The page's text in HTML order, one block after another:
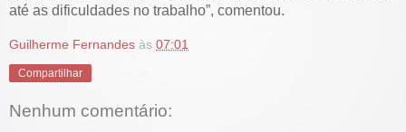
até as dificuldades no trabalho”, comentou.
Guilherme Fernandes às 07:01
Compartilhar
Nenhum comentário: